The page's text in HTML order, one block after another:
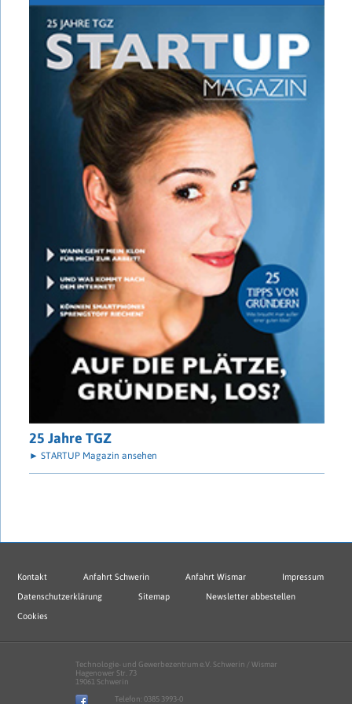
25 Jahre TGZ
► STARTUP Magazin ansehen
Kontakt Anfahrt Schwerin Anfahrt Wismar Impressum
Datenschutzerklärung Sitemap Newsletter abbestellen
Cookies
Technologie- und Gewerbezentrum e.V. Schwerin / Wismar
Hagenower Str. 73
19061 Schwerin
Telefon: 0385 3993-0